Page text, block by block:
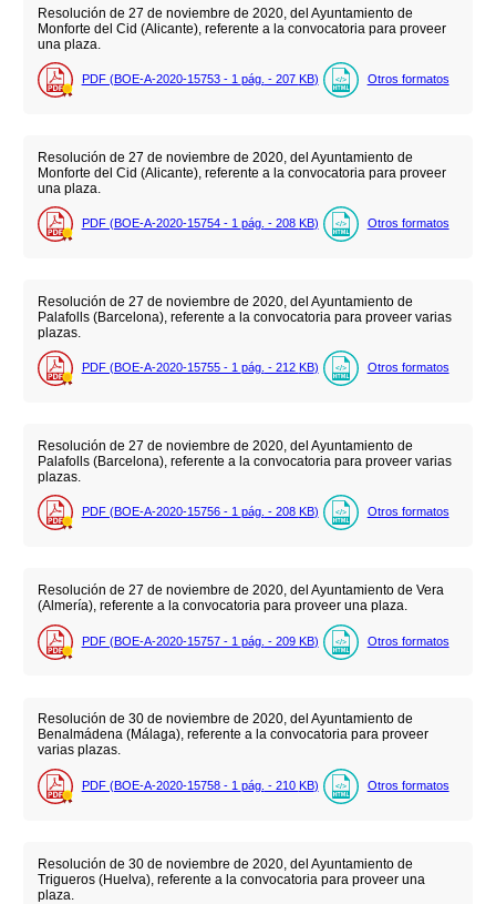
Resolución de 27 de noviembre de 2020, del Ayuntamiento de
Monforte del Cid (Alicante), referente a la convocatoria para proveer
una plaza.
PDF (BOE-A-2020-15753 - 1 pág. - 207 KB) Otros formatos
Resolución de 27 de noviembre de 2020, del Ayuntamiento de
Monforte del Cid (Alicante), referente a la convocatoria para proveer
una plaza.
PDF (BOE-A-2020-15754 - 1 pág. - 208 KB) Otros formatos
Resolución de 27 de noviembre de 2020, del Ayuntamiento de
Palafolls (Barcelona), referente a la convocatoria para proveer varias
plazas.
PDF (BOE-A-2020-15755 - 1 pág. - 212 KB) Otros formatos
Resolución de 27 de noviembre de 2020, del Ayuntamiento de
Palafolls (Barcelona), referente a la convocatoria para proveer varias
plazas.
PDF (BOE-A-2020-15756 - 1 pág. - 208 KB) Otros formatos
Resolución de 27 de noviembre de 2020, del Ayuntamiento de Vera
(Almería), referente a la convocatoria para proveer una plaza.
PDF (BOE-A-2020-15757 - 1 pág. - 209 KB) Otros formatos
Resolución de 30 de noviembre de 2020, del Ayuntamiento de
Benalmádena (Málaga), referente a la convocatoria para proveer
varias plazas.
PDF (BOE-A-2020-15758 - 1 pág. - 210 KB) Otros formatos
Resolución de 30 de noviembre de 2020, del Ayuntamiento de
Trigueros (Huelva), referente a la convocatoria para proveer una
plaza.